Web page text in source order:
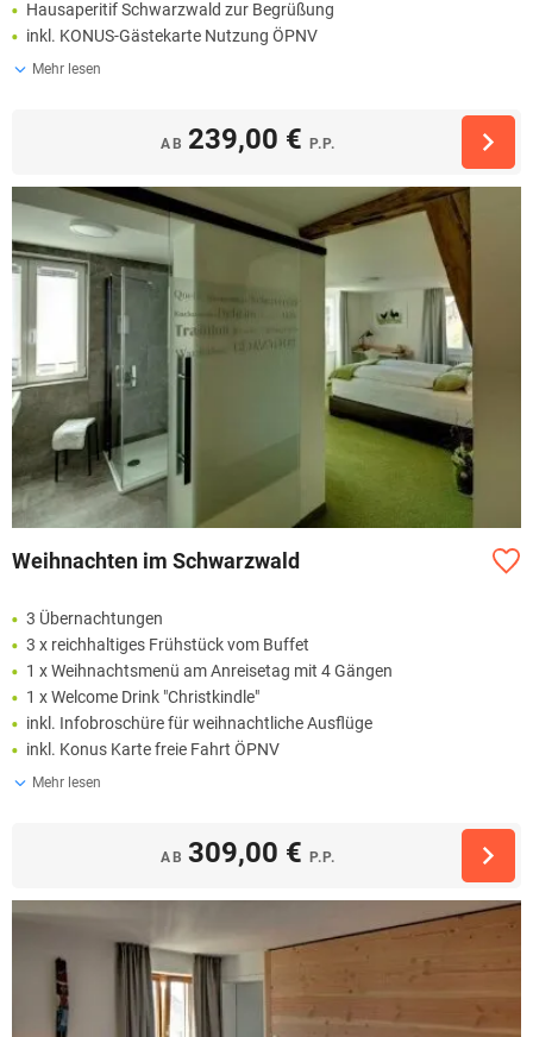
Hausaperitif Schwarzwald zur Begrüßung
inkl. KONUS-Gästekarte Nutzung ÖPNV
Mehr lesen
AB 239,00 € P.P.
Weihnachten im Schwarzwald
3 Übernachtungen
3 x reichhaltiges Frühstück vom Buffet
1 x Weihnachtsmenü am Anreisetag mit 4 Gängen
1 x Welcome Drink "Christkindle"
inkl. Infobroschüre für weihnachtliche Ausflüge
inkl. Konus Karte freie Fahrt ÖPNV
Mehr lesen
AB 309,00 € P.P.